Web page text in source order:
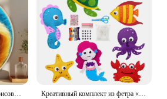
Креативный комплект из фетра «сделай сам», узоры с животными для детей, учебники для ручного шитья, игрушки